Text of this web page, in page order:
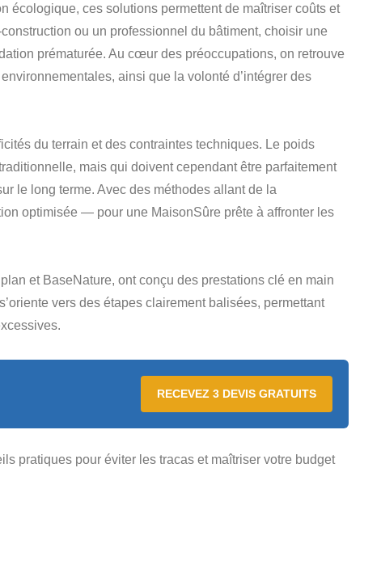
écologique, ces solutions permettent de maîtriser coûts et
ou un professionnel du bâtiment, choisir une
prématurée. Au cœur des préoccupations, on retrouve
ainsi que la volonté d’intégrer des
du terrain et des contraintes techniques. Le poids
mais qui doivent cependant être parfaitement
le long terme. Avec des méthodes allant de la
optimisée — pour une MaisonSûre prête à affronter les
et BaseNature, ont conçu des prestations clé en main
vers des étapes clairement balisées, permettant
RECEVEZ 3 DEVIS GRATUITS